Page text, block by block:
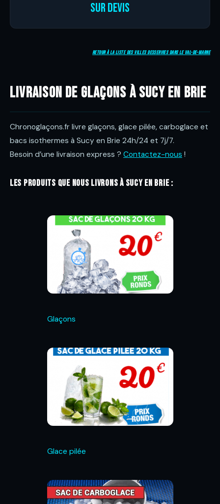
Sur devis
Retour à la liste des villes desservies dans le Val-de-Marne
Livraison de glaçons à Sucy en Brie
Chronoglaçons.fr livre glaçons, glace pilée, carboglace et
bacs isothermes à Sucy en Brie 24h/24 et 7j/7.
Besoin d’une livraison express ? Contactez-nous !
Les produits que nous livrons à Sucy en Brie :
Glaçons
Glace pilée